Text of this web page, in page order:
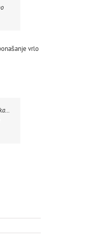
vrlo